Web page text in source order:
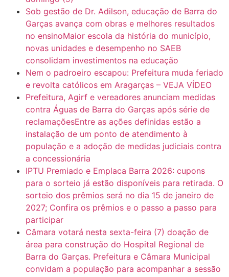
Sob gestão de Dr. Adilson, educação de Barra do
Garças avança com obras e melhores resultados
no ensinoMaior escola da história do município,
novas unidades e desempenho no SAEB
consolidam investimentos na educação
Nem o padroeiro escapou: Prefeitura muda feriado
e revolta católicos em Aragarças – VEJA VÍDEO
Prefeitura, Agirf e vereadores anunciam medidas
contra Águas de Barra do Garças após série de
reclamaçõesEntre as ações definidas estão a
instalação de um ponto de atendimento à
população e a adoção de medidas judiciais contra
a concessionária
IPTU Premiado e Emplaca Barra 2026: cupons
para o sorteio já estão disponíveis para retirada. O
sorteio dos prêmios será no dia 15 de janeiro de
2027; Confira os prêmios e o passo a passo para
participar
Câmara votará nesta sexta-feira (7) doação de
área para construção do Hospital Regional de
Barra do Garças. Prefeitura e Câmara Municipal
convidam a população para acompanhar a sessão